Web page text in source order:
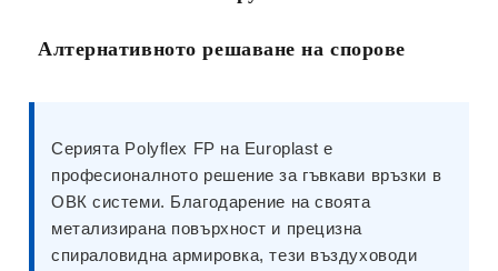
Алтернативното решаване на спорове
Серията Polyflex FP на Europlast е
професионалното решение за гъвкави връзки в
ОВК системи. Благодарение на своята
метализирана повърхност и прецизна
спираловидна армировка, тези въздуховоди